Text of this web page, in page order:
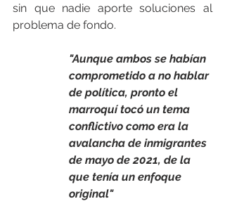
sin que nadie aporte soluciones al
problema de fondo.
"Aunque ambos se habían
comprometido a no hablar
de política, pronto el
marroquí tocó un tema
conflictivo como era la
avalancha de inmigrantes
de mayo de 2021, de la
que tenía un enfoque
original"